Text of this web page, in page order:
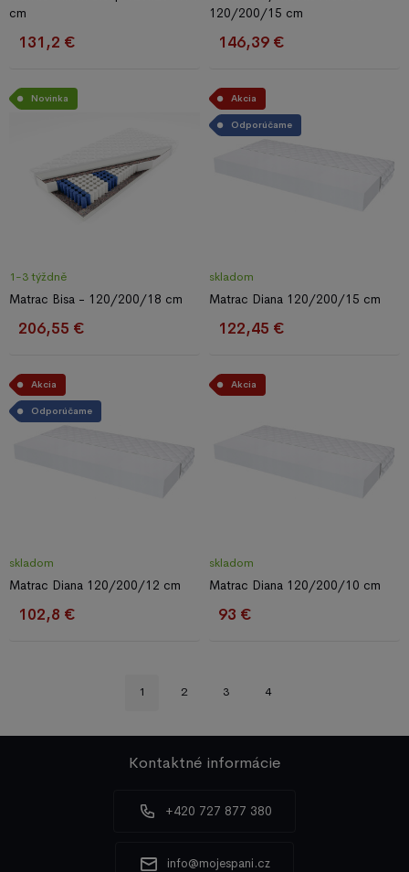
cm
131,2 €
120/200/15 cm
146,39 €
Novinka
1-3 týždně
Matrac Bisa - 120/200/18 cm
206,55 €
Akcia
Odporúčame
skladom
Matrac Diana 120/200/15 cm
122,45 €
Akcia
Odporúčame
skladom
Matrac Diana 120/200/12 cm
102,8 €
Akcia
skladom
Matrac Diana 120/200/10 cm
93 €
1 2 3 4
Kontaktné informácie
+420 727 877 380
info@mojespani.cz